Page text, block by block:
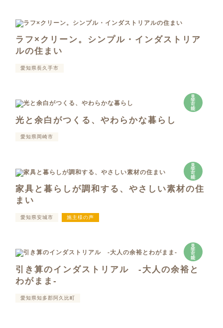
ラフ×クリーン。シンプル・インダストリア
ルの住まい
愛知県長久手市
見
学
可
能
光と余白がつくる、やわらかな暮らし
愛知県岡崎市
見
学
可
能
家具と暮らしが調和する、やさしい素材の住
まい
愛知県安城市 施主様の声
見
学
可
能
引き算のインダストリアル -大人の余裕と
わがまま-
愛知県知多郡阿久比町